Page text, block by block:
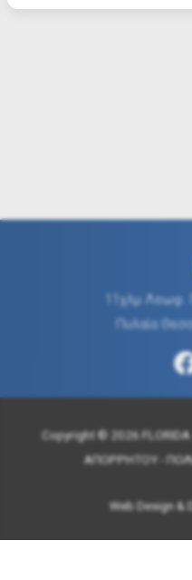
11χλμ Λεωφ.
Πυλαία
Copyright © 2026
ΑΠΟΡΡΗΤΟΥ
Web Design &